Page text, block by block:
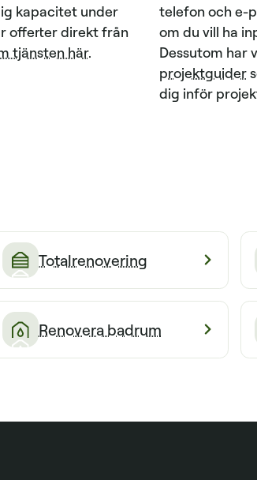
kapacitet under
offerter direkt från
tjänsten här.
telefon och e-
om du vill ha
Dessutom har
projektguider
dig inför
Totalrenovering
Renovera badrum